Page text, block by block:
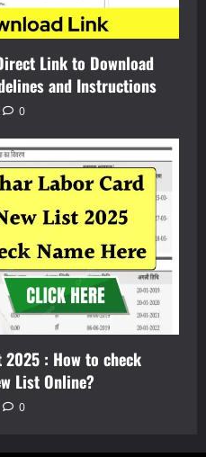
Link to Download
and Instructions
0
2025 : How to check
List Online?
0